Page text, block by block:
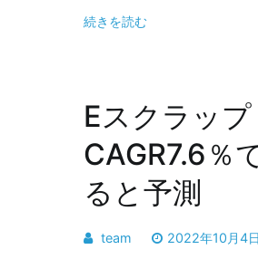
続きを読む
Eスクラッ
CAGR7.6％
ると予測
team 2022年10月4日